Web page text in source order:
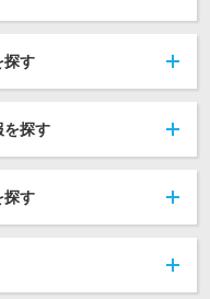
探す
を探す
探す